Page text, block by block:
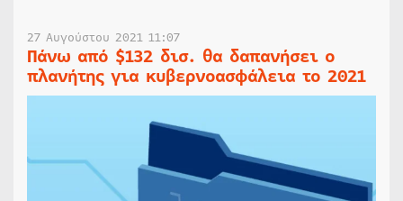
27 Αυγούστου 2021 11:07
Πάνω από $132 δισ. θα δαπανήσει ο
πλανήτης για κυβερνοασφάλεια το 2021